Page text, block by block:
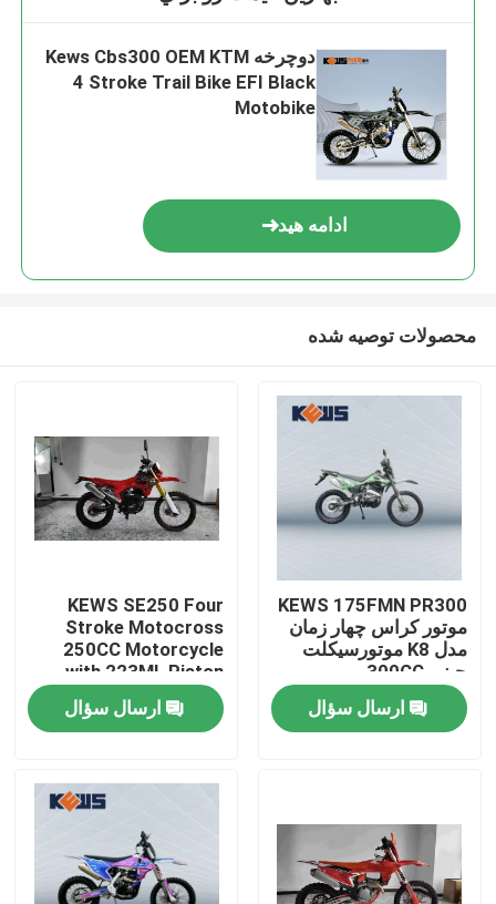
صفحه اصلی
درباره ما
تور کارخانه
دوچرخه Kews Cbs300 OEM KTM
4 Stroke Trail Bike EFI Black
Motobike
ادامه هید
محصولات توصیه شده
KEWS 175FMN PR300
موتور کراس چهار زمان
مدل K8 موتورسیکلت
چینی 300CC
موتورسیکلت
ارسال سؤال
KEWS SE250 Four
Stroke Motocross
250CC Motorcycle
with 223ML Piston
Displacement 15/8500
Maximum Power and
19/6500 Maximum
ارسال سؤال